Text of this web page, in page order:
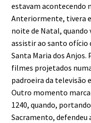
estavam acontecendo
Anteriormente, tivera
noite de Natal, quando
assistir ao santo ofício
Santa Maria dos Anjos.
filmes projetados
padroeira da televisão
Outro momento
1240, quando,
Sacramento, defendeu